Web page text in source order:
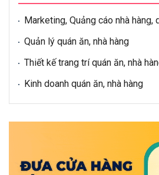
Marketing, Quảng cáo nhà hàng,
Quản lý quán ăn, nhà hàng
Thiết kế trang trí quán ăn, nhà
Kinh doanh quán ăn, nhà hàng